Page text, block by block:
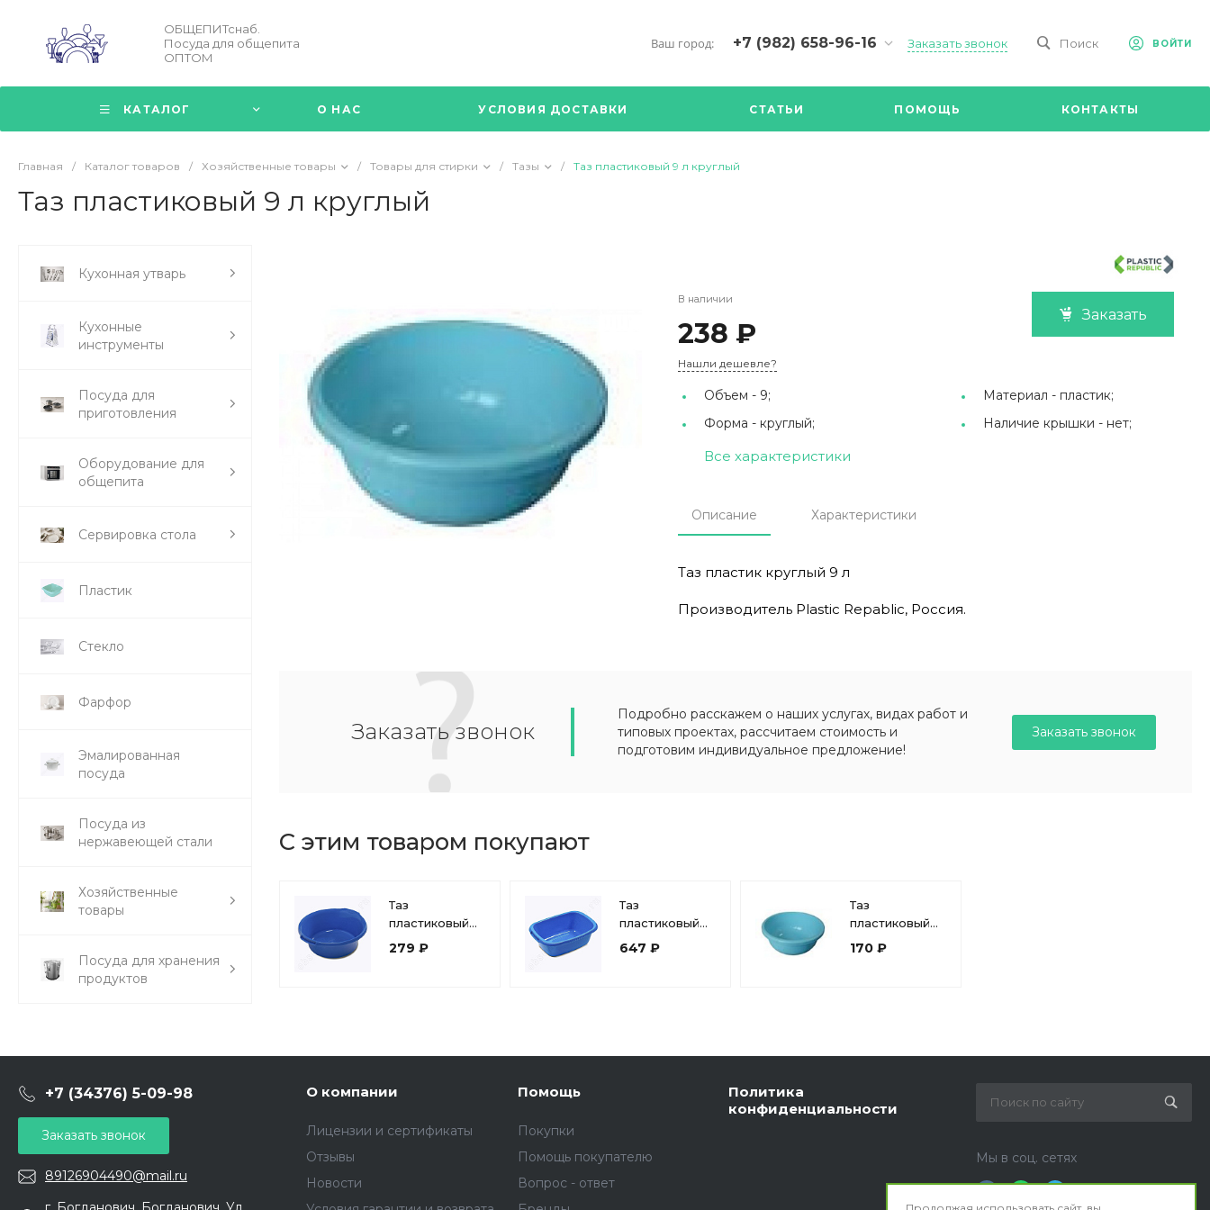
ОБЩЕПИТснаб.
Посуда для общепита
ОПТОМ
Ваш город: +7 (982) 658-96-16
+7 (34376) 5-09-98
г. Богданович,
Кооперативная, д 2/Д.
17.00
Заказать звонок Поиск ВОЙТИ
КАТАЛОГ О НАС УСЛОВИЯ ДОСТАВКИ СТАТЬИ ПОМОЩЬ КОНТАКТЫ
Главная / Каталог товаров / Хозяйственные товары / Товары для стирки / Тазы / Таз пластиковый 9 л круглый
Таз пластиковый 9 л круглый
Кухонная утварь
Кухонные
инструменты
Посуда для
приготовления
Оборудование для
общепита
Сервировка стола
Пластик
Стекло
Фарфор
Эмалированная
посуда
Посуда из
нержавеющей стали
Хозяйственные
товары
Посуда для хранения
продуктов
В наличии
238 ₽
Заказать
Нашли дешевле?
Объем - 9; Материал - пластик;
Форма - круглый; Наличие крышки - нет;
Все характеристики
Описание Характеристики
Таз пластик круглый 9 л
Производитель Plastic Repablic, Россия.
Заказать звонок
Подробно расскажем о наших услугах, видах работ и
типовых проектах, рассчитаем стоимость и
подготовим индивидуальное предложение!
Заказать звонок
С этим товаром покупают
Таз
пластиковый
12л, круглый
279 ₽
Таз
пластиковый
32л овальный
647 ₽
Таз
пластиковый
7л пищевой.,
170 ₽
+7 (34376) 5-09-98
Заказать звонок
89126904490@mail.ru
О компании
Лицензии и сертификаты
Отзывы
Новости
Помощь
Покупки
Помощь покупателю
Вопрос - ответ
Политика
конфиденциальности
Мы в соц. сетях